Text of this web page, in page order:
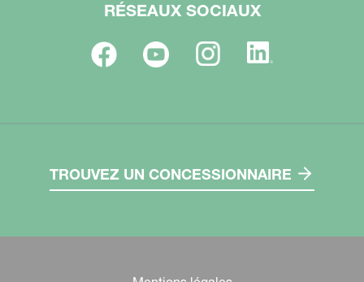
RÉSEAUX SOCIAUX
TROUVEZ UN CONCESSIONNAIRE